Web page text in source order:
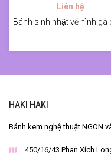
Liên hệ
HAKI HAKI
Bánh kem nghệ thuật NGON
450/16/43 Phan Xích